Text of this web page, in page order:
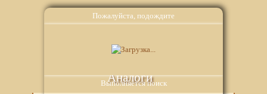
Пожалуйста, подождите
Выполняется поиск
Аналоги